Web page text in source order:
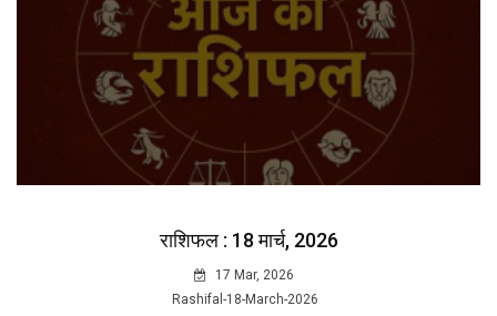
राशिफल : 18 मार्च, 2026
17 Mar, 2026
Rashifal-18-March-2026